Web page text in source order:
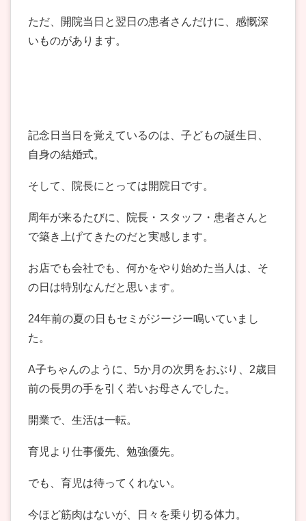
ただ、開院当日と翌日の患者さんだけに、感慨深
いものがあります。
記念日当日を覚えているのは、子どもの誕生日、
自身の結婚式。
そして、院長にとっては開院日です。
周年が来るたびに、院長・スタッフ・患者さんと
で築き上げてきたのだと実感します。
お店でも会社でも、何かをやり始めた当人は、そ
の日は特別なんだと思います。
24年前の夏の日もセミがジージー鳴いていまし
た。
A子ちゃんのように、5か月の次男をおぶり、2歳目
前の長男の手を引く若いお母さんでした。
開業で、生活は一転。
育児より仕事優先、勉強優先。
でも、育児は待ってくれない。
今ほど筋肉はないが、日々を乗り切る体力。